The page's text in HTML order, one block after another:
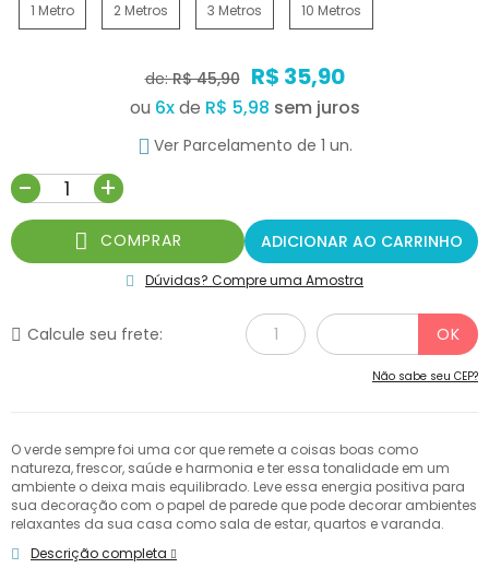
1 Metro
2 Metros 3 Metros 10 Metros
de:R$ 45,90 R$ 35,90
ou 6xde R$ 5,98
Ver Parcelamento de 1 un.
- +
COMPRAR ADICIONAR AO CARRINHO
Dúvidas? Compre uma Amostra
Calcule seu frete:
Não sabe seu CEP?
O verde sempre foi uma cor que remete a coisas boas como
natureza, frescor, saúde e harmonia e ter essa tonalidade em um
ambiente o deixa mais equilibrado. Leve essa energia positiva para
sua decoração com o papel de parede que pode decorar ambientes
relaxantes da sua casa como sala de estar, quartos e varanda.
Descrição completa